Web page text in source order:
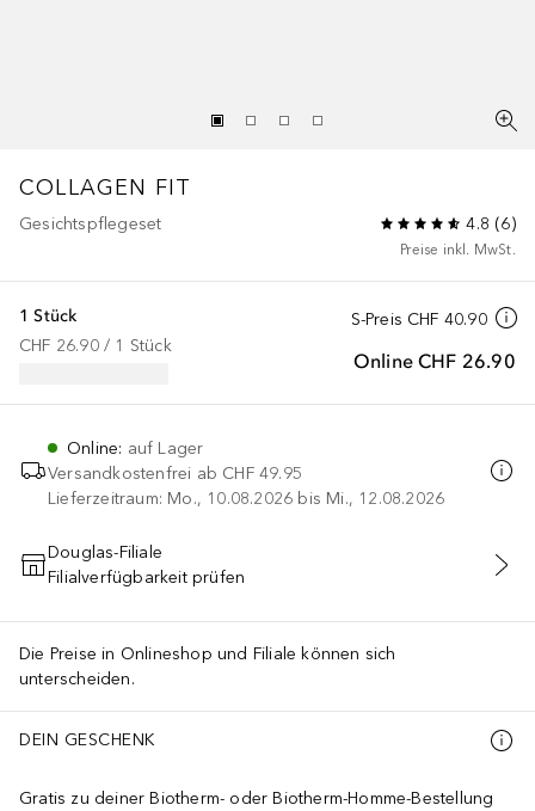
COLLAGEN FIT
Gesichtspflegeset 4.8 (6)
Preise inkl. MwSt.
S-Preis CHF 40.90
Online CHF 26.90
1 Stück
CHF 26.90 / 1 Stück
Online: auf Lager
Versandkostenfrei ab CHF 49.95
Lieferzeitraum: Mo., 10.08.2026 bis Mi., 12.08.2026
IN DEN WARENKORB
Douglas-Filiale
Filialverfügbarkeit prüfen
Die Preise in Onlineshop und Filiale können sich
unterscheiden.
DEIN GESCHENK
Gratis zu deiner Biotherm- oder Biotherm-Homme-Bestellung